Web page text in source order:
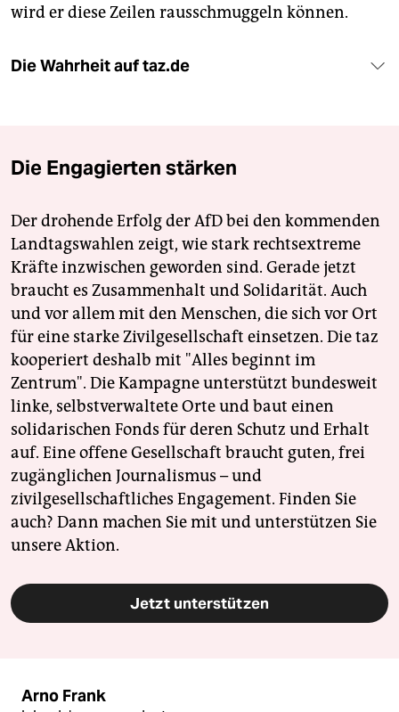
wird er diese Zeilen rausschmuggeln können.
Die Wahrheit auf taz.de
Die Engagierten stärken
Der drohende Erfolg der AfD bei den kommenden
Landtagswahlen zeigt, wie stark rechtsextreme
Kräfte inzwischen geworden sind. Gerade jetzt
braucht es Zusammenhalt und Solidarität. Auch
und vor allem mit den Menschen, die sich vor Ort
für eine starke Zivilgesellschaft einsetzen. Die taz
kooperiert deshalb mit "Alles beginnt im
Zentrum". Die Kampagne unterstützt bundesweit
linke, selbstverwaltete Orte und baut einen
solidarischen Fonds für deren Schutz und Erhalt
auf. Eine offene Gesellschaft braucht guten, frei
zugänglichen Journalismus – und
zivilgesellschaftliches Engagement. Finden Sie
auch? Dann machen Sie mit und unterstützen Sie
unsere Aktion.
Jetzt unterstützen
Arno Frank